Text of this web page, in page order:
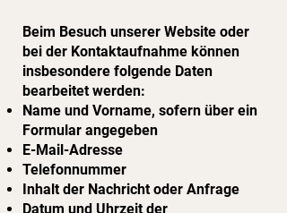
Beim Besuch unserer Website oder
bei der Kontaktaufnahme können
insbesondere folgende Daten
bearbeitet werden:
Name und Vorname, sofern über ein
Formular angegeben
E-Mail-Adresse
Telefonnummer
Inhalt der Nachricht oder Anfrage
Datum und Uhrzeit der